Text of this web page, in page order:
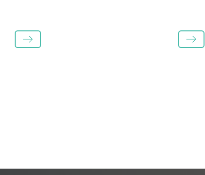
LÄS MER LÄS MER